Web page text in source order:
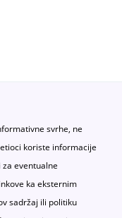
svrhe, ne
koriste informacije
eventualne
ka eksternim
sadržaj ili politiku